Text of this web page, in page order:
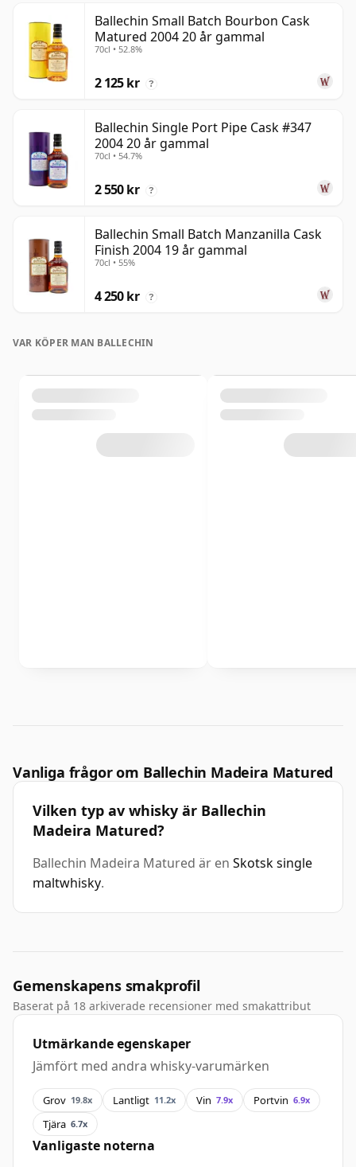
Ballechin Small Batch Bourbon Cask
Matured 2004 20 år gammal
70cl • 52.8%
2 125 kr ?
Ballechin Single Port Pipe Cask #347
2004 20 år gammal
70cl • 54.7%
2 550 kr ?
Ballechin Small Batch Manzanilla Cask
Finish 2004 19 år gammal
70cl • 55%
4 250 kr ?
VAR KÖPER MAN BALLECHIN
Vanliga frågor om Ballechin Madeira Matured
Vilken typ av whisky är Ballechin
Madeira Matured?
Ballechin Madeira Matured är en Skotsk single
maltwhisky.
Gemenskapens smakprofil
Baserat på 18 arkiverade recensioner med smakattribut
Utmärkande egenskaper
Jämfört med andra whisky-varumärken
Grov 19.8x Lantligt 11.2x Vin 7.9x Portvin 6.9x
Tjära 6.7x
Vanligaste noterna